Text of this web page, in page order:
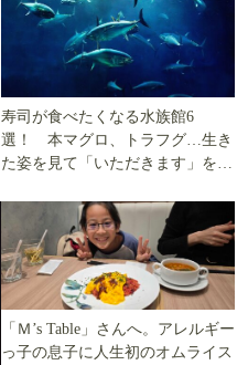
寿司が食べたくなる水族館6
選！ 本マグロ、トラフグ…生き
た姿を見て「いただきます」を考
「Ｍ’s Table」さんへ。アレルギー
っ子の息子に人生初のオムライス